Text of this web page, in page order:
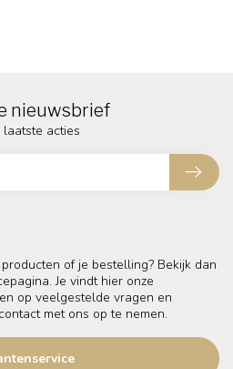
of je bestelling? Bekijk dan
Je vindt hier onze
op veelgestelde vragen en
met ons op te nemen.
nieuwsbrief
acties